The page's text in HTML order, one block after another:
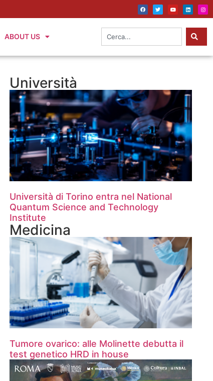
ABOUT US
Università
Università di Torino entra nel National
Quantum Science and Technology
Institute
Medicina
Tumore ovarico: alle Molinette debutta il
test genetico HRD in house